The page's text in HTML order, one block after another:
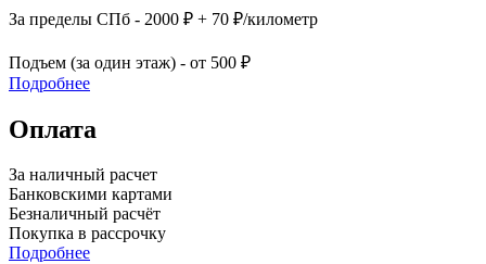
За пределы СПб - 2000 ₽ + 70 ₽/километр
Подъем (за один этаж) - от 500 ₽
Подробнее
Оплата
За наличный расчет
Банковскими картами
Безналичный расчёт
Покупка в рассрочку
Подробнее